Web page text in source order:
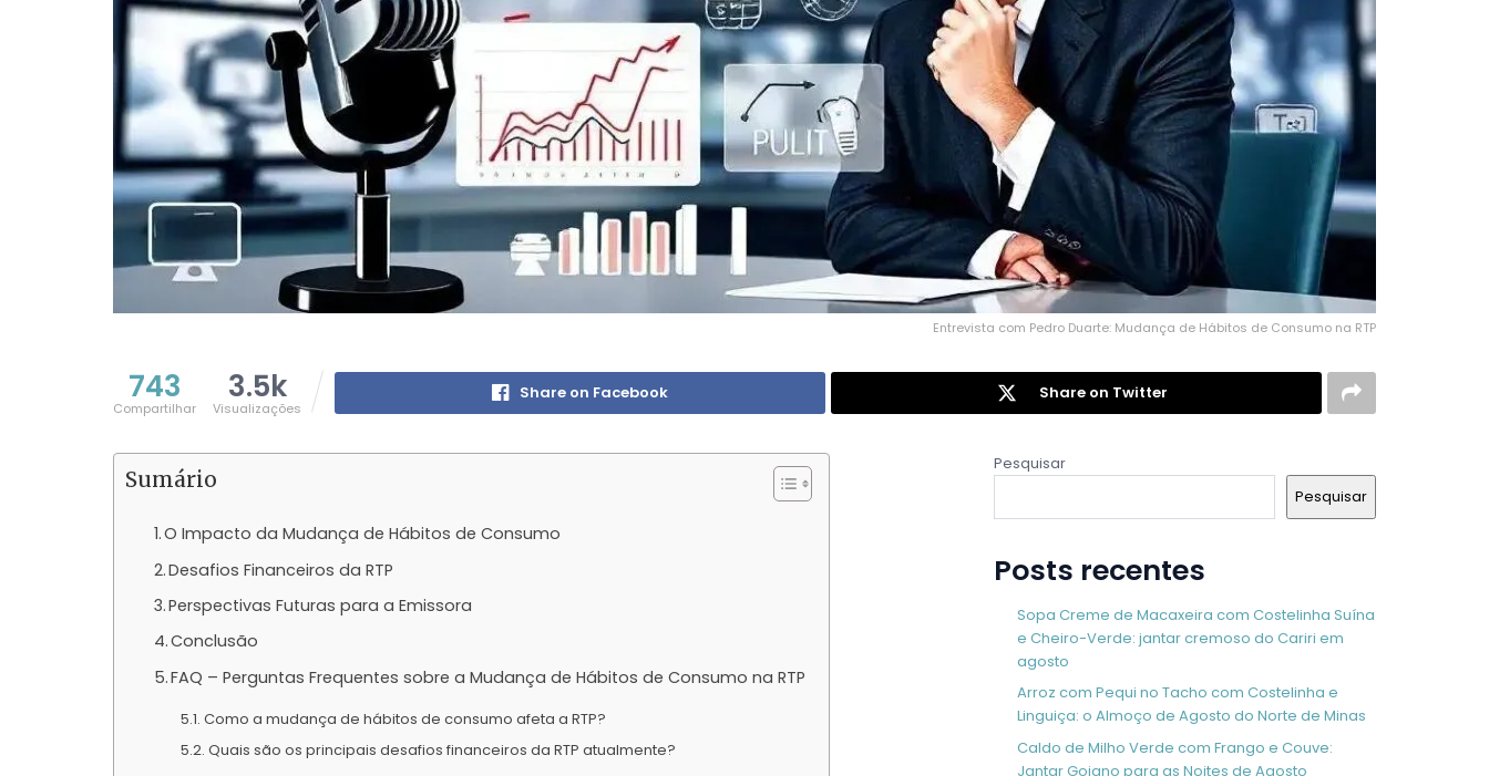
Entrevista com Pedro Duarte: Mudança de Hábitos de Consumo na RTP
743
Compartilhar
3.5k
Visualizações
Share on Facebook Share on Twitter
Sumário
O Impacto da Mudança de Hábitos de Consumo
Desafios Financeiros da RTP
Perspectivas Futuras para a Emissora
Conclusão
FAQ – Perguntas Frequentes sobre a Mudança de Hábitos de Consumo na RTP
Como a mudança de hábitos de consumo afeta a RTP?
Quais são os principais desafios financeiros da RTP atualmente?
Pesquisar
Pesquisar
Posts recentes
Sopa Creme de Macaxeira com Costelinha Suína
e Cheiro-Verde: jantar cremoso do Cariri em
agosto
Arroz com Pequi no Tacho com Costelinha e
Linguiça: o Almoço de Agosto do Norte de Minas
Caldo de Milho Verde com Frango e Couve:
Jantar Goiano para as Noites de Agosto